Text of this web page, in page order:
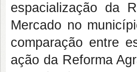
espacialização da
Mercado no
comparação entre
ação da Reforma